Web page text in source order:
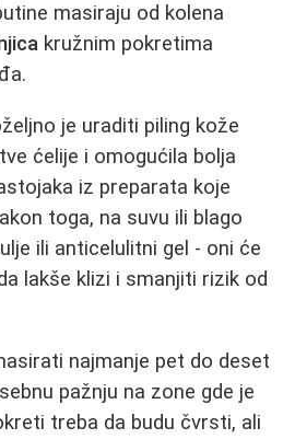
masiraju od kolena
kružnim pokretima
je uraditi piling kože
ćelije i omogućila bolja
iz preparata koje
toga, na suvu ili blago
ili anticelulitni gel - oni će
lakše klizi i smanjiti rizik od
najmanje pet do deset
pažnju na zone gde je
treba da budu čvrsti, ali